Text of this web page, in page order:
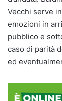
Vecchi serve
emozioni in
pubblico e
caso di parità
ed